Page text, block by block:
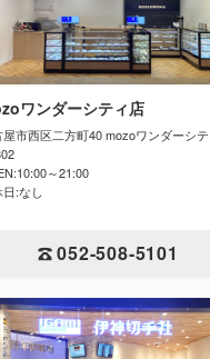
ワンダーシティ店
屋市西区二方町40 mozoワンダーシ
～21:00
日:なし
052-508-5101